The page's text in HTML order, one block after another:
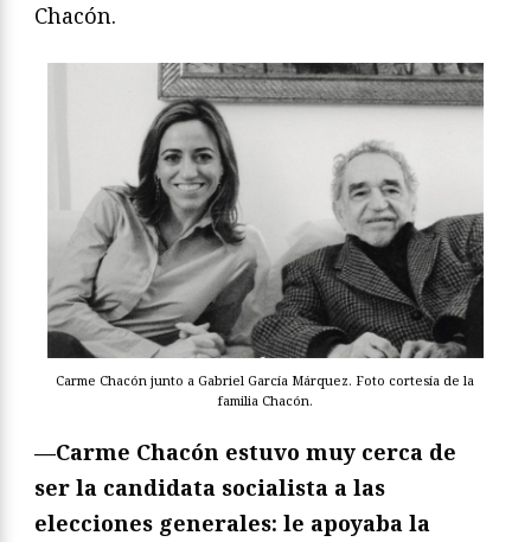
Chacón.
Carme Chacón junto a Gabriel García Márquez. Foto cortesía de la
familia Chacón.
—Carme Chacón estuvo muy cerca de
ser la candidata socialista a las
elecciones generales: le apoyaba la